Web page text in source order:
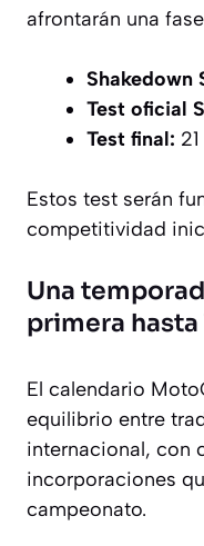
afrontarán una
Shakedown
Test oficial
Test final:
Estos test serán
competitividad
Una
primera
El calendario
equilibrio entre
internacional, con
incorporaciones
campeonato.